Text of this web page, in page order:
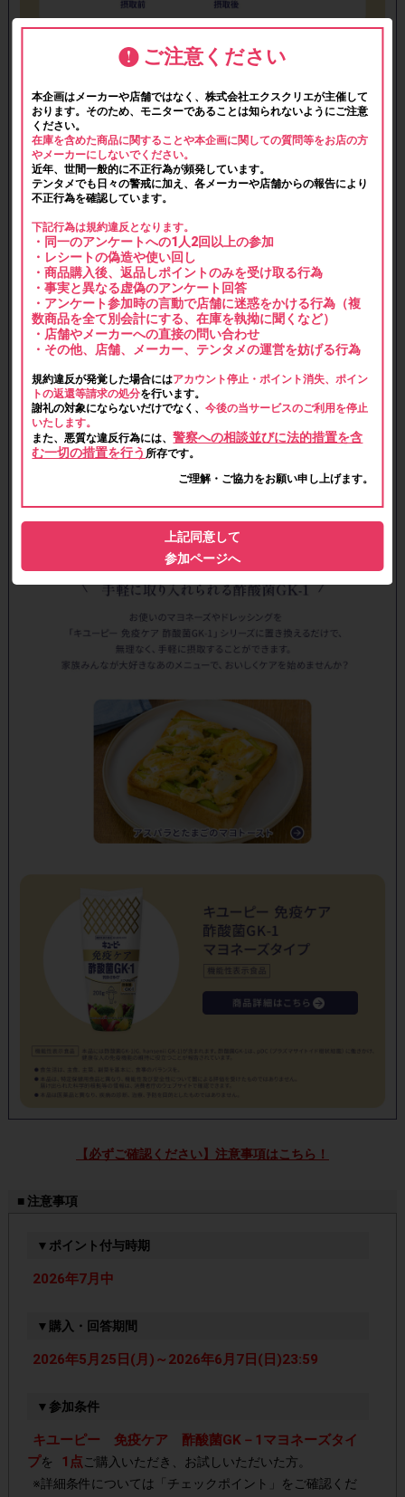
【必ずご確認ください】注意事項はこちら！
■ 注意事項
▼ポイント付与時期
2026年7月中
▼購入・回答期間
2026年5月25日(月)～2026年6月7日(日)23:59
▼参加条件
キユーピー 免疫ケア 酢酸菌GK－1マヨネーズタイ
プを 1点ご購入いただき、お試しいただいた方。
※詳細条件については「チェックポイント」をご確認くだ
ご注意ください
本企画はメーカーや店舗ではなく、株式会社エクスクリエが主催して
おります。そのため、モニターであることは知られないようにご注意
ください。
在庫を含めた商品に関することや本企画に関しての質問等をお店の方
やメーカーにしないでください。
近年、世間一般的に不正行為が頻発しています。
テンタメでも日々の警戒に加え、各メーカーや店舗からの報告により
不正行為を確認しています。
下記行為は規約違反となります。
・同一のアンケートへの1人2回以上の参加
・レシートの偽造や使い回し
・商品購入後、返品しポイントのみを受け取る行為
・事実と異なる虚偽のアンケート回答
・アンケート参加時の言動で店舗に迷惑をかける行為（複
数商品を全て別会計にする、在庫を執拗に聞くなど）
・店舗やメーカーへの直接の問い合わせ
・その他、店舗、メーカー、テンタメの運営を妨げる行為
規約違反が発覚した場合にはアカウント停止・ポイント消失、ポイン
トの返還等請求の処分を行います。
謝礼の対象にならないだけでなく、今後の当サービスのご利用を停止
いたします。
また、悪質な違反行為には、警察への相談並びに法的措置を含
む一切の措置を行う 所存です。
ご理解・ご協力をお願い申し上げます。
上記同意して
参加ページへ